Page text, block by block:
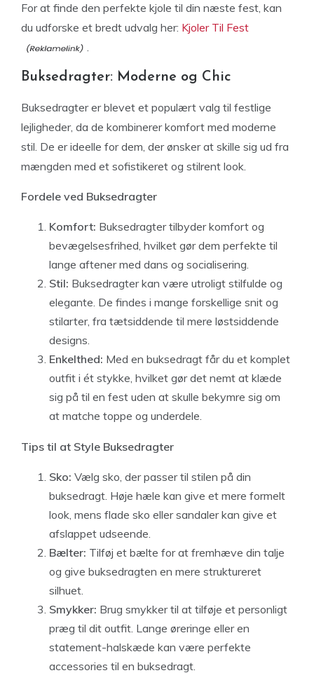
For at finde den perfekte kjole til din næste fest, kan
du udforske et bredt udvalg her: Kjoler Til Fest
.
Buksedragter: Moderne og Chic
Buksedragter er blevet et populært valg til festlige
lejligheder, da de kombinerer komfort med moderne
stil. De er ideelle for dem, der ønsker at skille sig ud fra
mængden med et sofistikeret og stilrent look.
Fordele ved Buksedragter
Komfort: Buksedragter tilbyder komfort og
bevægelsesfrihed, hvilket gør dem perfekte til
lange aftener med dans og socialisering.
Stil: Buksedragter kan være utroligt stilfulde og
elegante. De findes i mange forskellige snit og
stilarter, fra tætsiddende til mere løstsiddende
designs.
Enkelthed: Med en buksedragt får du et komplet
outfit i ét stykke, hvilket gør det nemt at klæde
sig på til en fest uden at skulle bekymre sig om
at matche toppe og underdele.
Tips til at Style Buksedragter
Sko: Vælg sko, der passer til stilen på din
buksedragt. Høje hæle kan give et mere formelt
look, mens flade sko eller sandaler kan give et
afslappet udseende.
Bælter: Tilføj et bælte for at fremhæve din talje
og give buksedragten en mere struktureret
silhuet.
Smykker: Brug smykker til at tilføje et personligt
præg til dit outfit. Lange øreringe eller en
statement-halskæde kan være perfekte
accessories til en buksedragt.